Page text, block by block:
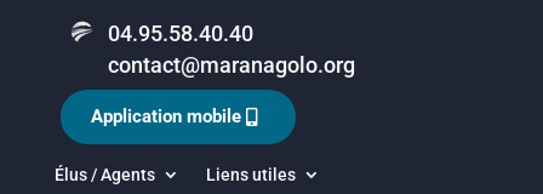
04.95.58.40.40
contact@maranagolo.org
Élus / Agents Liens utiles
Application mobile